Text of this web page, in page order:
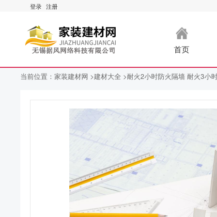
登录 注册
首页
当前位置： 家装建材网 >建材大全 >耐火2小时防火隔墙 耐火3小